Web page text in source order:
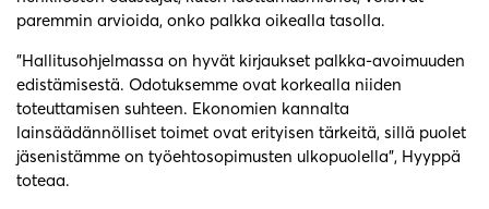
paremmin arvioida, onko palkka oikealla tasolla.
”Hallitusohjelmassa on hyvät kirjaukset palkka-avoimuuden
edistämisestä. Odotuksemme ovat korkealla niiden
toteuttamisen suhteen. Ekonomien kannalta
lainsäädännölliset toimet ovat erityisen tärkeitä, sillä puolet
jäsenistämme on työehtosopimusten ulkopuolella”, Hyyppä
toteaa.